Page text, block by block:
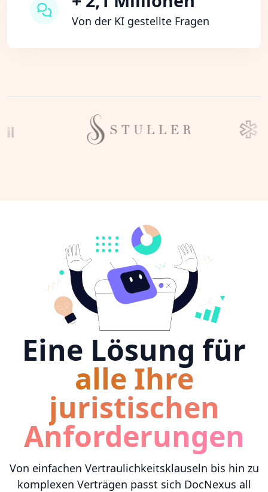
Von der KI gestellte Fragen
Eine Lösung für
alle Ihre
juristischen
Anforderungen
Von einfachen Vertraulichkeitsklauseln bis hin zu
komplexen Verträgen passt sich DocNexus all